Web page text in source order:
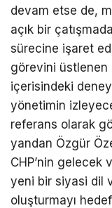
devam etse de,
açık bir
sürecine işaret
görevini üstlenen
içerisindeki
yönetimin
referans olarak
yandan Özgür
CHP’nin gelecek
yeni bir siyasi dil
oluşturmayı